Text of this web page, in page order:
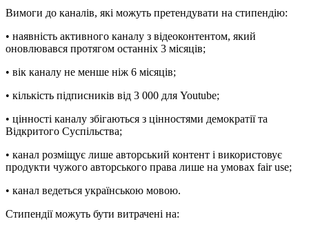
Вимоги до каналів, які можуть претендувати на стипендію:
• наявність активного каналу з відеоконтентом, який
оновлювався протягом останніх 3 місяців;
• вік каналу не менше ніж 6 місяців;
• кількість підписників від 3 000 для Youtube;
• цінності каналу збігаються з цінностями демократії та
Відкритого Суспільства;
• канал розміщує лише авторський контент і використовує
продукти чужого авторського права лише на умовах fair use;
• канал ведеться українською мовою.
Стипендії можуть бути витрачені на: